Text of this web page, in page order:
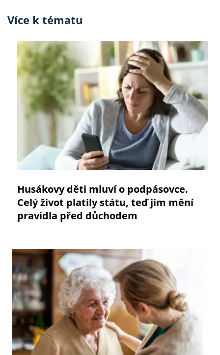
Více k tématu
Husákovy děti mluví o podpásovce.
Celý život platily státu, teď jim mění
pravidla před důchodem